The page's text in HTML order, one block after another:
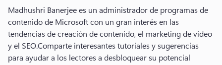
Madhushri Banerjee es un administrador de programas de
contenido de Microsoft con un gran interés en las
tendencias de creación de contenido, el marketing de vídeo
y el SEO.Comparte interesantes tutoriales y sugerencias
para ayudar a los lectores a desbloquear su potencial